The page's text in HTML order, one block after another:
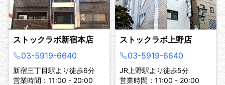
ストックラボ新宿本店
03-5919-6640
新宿三丁目駅より徒歩6分
営業時間：11:00 - 20:00
ストックラボ上野店
03-5919-6640
JR上野駅より徒歩5分
営業時間：11:00 - 20:00